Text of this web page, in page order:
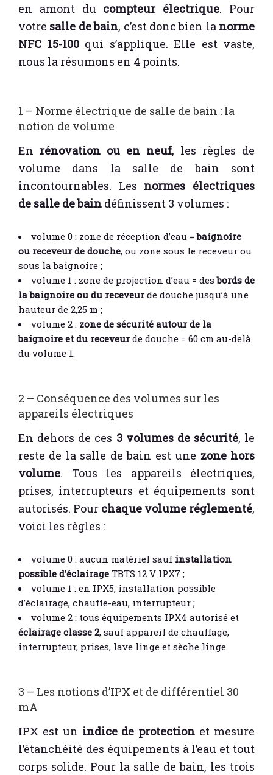
en amont du compteur électrique. Pour
votre salle de bain, c’est donc bien la norme
NFC 15-100qui s’applique. Elle est vaste,
nous la résumons en 4 points.
1 – Norme électrique de salle de bain : la
notion de volume
En rénovation ou en neuf, les règles de
volume dans la salle de bain sont
incontournables. Les normes électriques
de salle de bain définissent 3 volumes :
volume 0 : zone de réception d’eau = baignoire
ou receveur de douche, ou zone sous le receveur ou
sous la baignoire ;
volume 1 : zone de projection d’eau = desbords de
la baignoire ou du receveur de douche jusqu’à une
hauteur de 2,25 m ;
volume 2 : zone de sécurité autour de la
baignoire et du receveur de douche = 60 cm au-delà
du volume 1.
2 – Conséquence des volumes sur les
appareils électriques
En dehors de ces 3 volumes de sécurité, le
reste de la salle de bain est une zone hors
volume. Tous les appareils électriques,
prises, interrupteurs et équipements sont
autorisés. Pour chaque volume réglementé,
voici les règles :
volume 0 : aucun matériel sauf installation
possible d’éclairage TBTS 12 V IPX7 ;
volume 1 : en IPX5, installation possible
d’éclairage, chauffe-eau, interrupteur ;
volume 2 : tous équipements IPX4 autorisé et
éclairage classe 2, sauf appareil de chauffage,
interrupteur, prises, lave linge et sèche linge.
3 – Les notions d’IPX et de différentiel 30
mA
IPX est un indice de protection et mesure
l’étanchéité des équipements à l’eau et tout
corps solide. Pour la salle de bain, les trois